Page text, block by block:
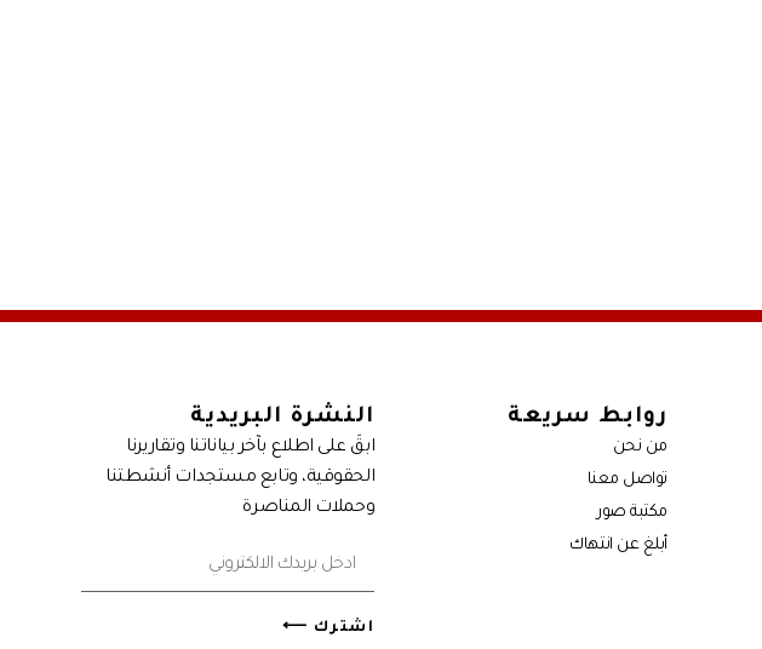
روابط سريعة
من نحن
تواصل معنا
مكتبة صور
أبلغ عن انتهاك
النشرة البريدية
ابقَ على اطلاع بآخر بياناتنا وتقاريرنا
الحقوقية، وتابع مستجدات أنشطتنا
وحملات المناصرة
اشترك ⟵